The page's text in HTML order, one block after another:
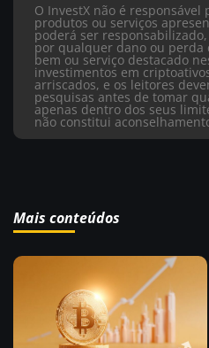
O InvestX não é
produtos ou serviços
poderá ser
por qualquer dano ou perda
bem ou serviço destacado
investimentos em
arriscados, e os leitores
pesquisas antes de tomar
apenas dentro dos seus
não constitui
Mais conteúdos